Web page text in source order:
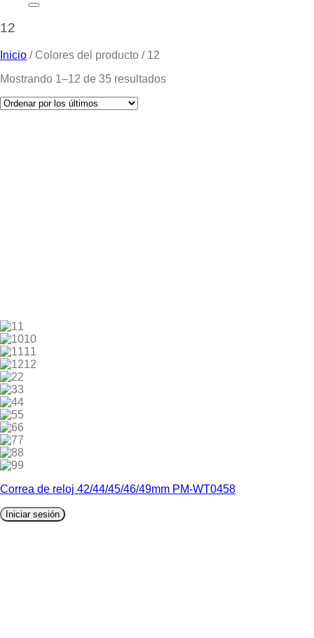
12
Inicio /Colores del producto /12
Mostrando 1–12 de 35 resultados
1
10
11
12
2
3
4
5
6
7
8
9
Correa de reloj 42/44/45/46/49mm PM-WT0458
Iniciar sesión